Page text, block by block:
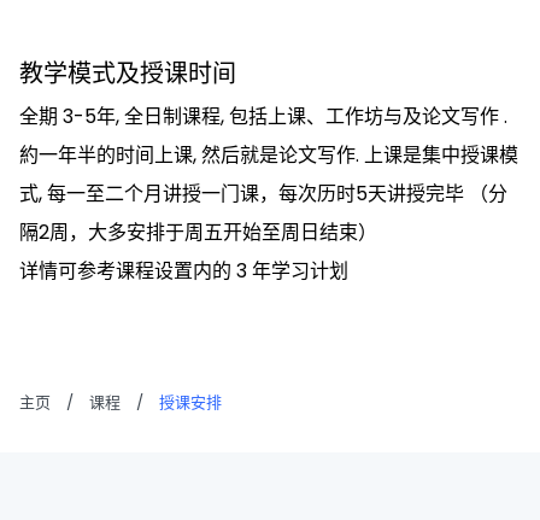
教学模式及授课时间
全期 3-5年, 全日制课程, 包括上课、工作坊与及论文写作 .
約一年半的时间上课, 然后就是论文写作. 上课是集中授课模
式, 每一至二个月讲授一门课，每次历时5天讲授完毕 （分
隔2周，大多安排于周五开始至周日结束）
详情可参考课程设置内的 3 年学习计划
主页 / 课程 / 授课安排